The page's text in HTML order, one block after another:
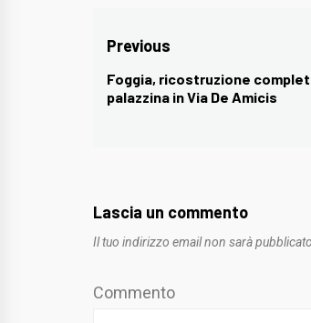
Navigazione
articoli
Previous
Previous
post:
Foggia, ricostruzione
palazzina in Via De Amicis
Lascia un commento
Il tuo indirizzo email non sarà
Commento